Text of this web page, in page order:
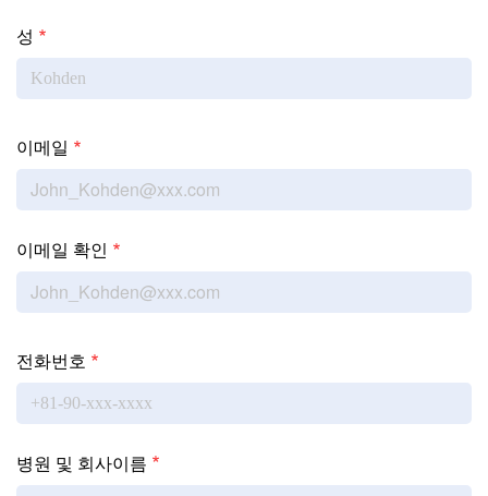
성
이메일
이메일
이메일 확인
Personal data
전화번호
병원 및 회사이름